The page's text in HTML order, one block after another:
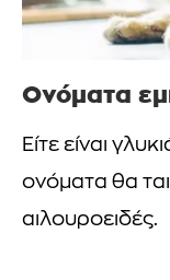
Ονόματα
Είτε είναι
ονόματα θα
αιλουροειδές.